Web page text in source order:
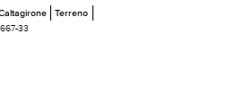
Terreno
33